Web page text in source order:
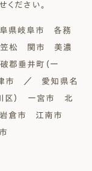
ください。
県岐阜市 各務
松 関市 美濃
垂井町（一
市 ／ 愛知県名
区） 一宮市 北
倉市 江南市